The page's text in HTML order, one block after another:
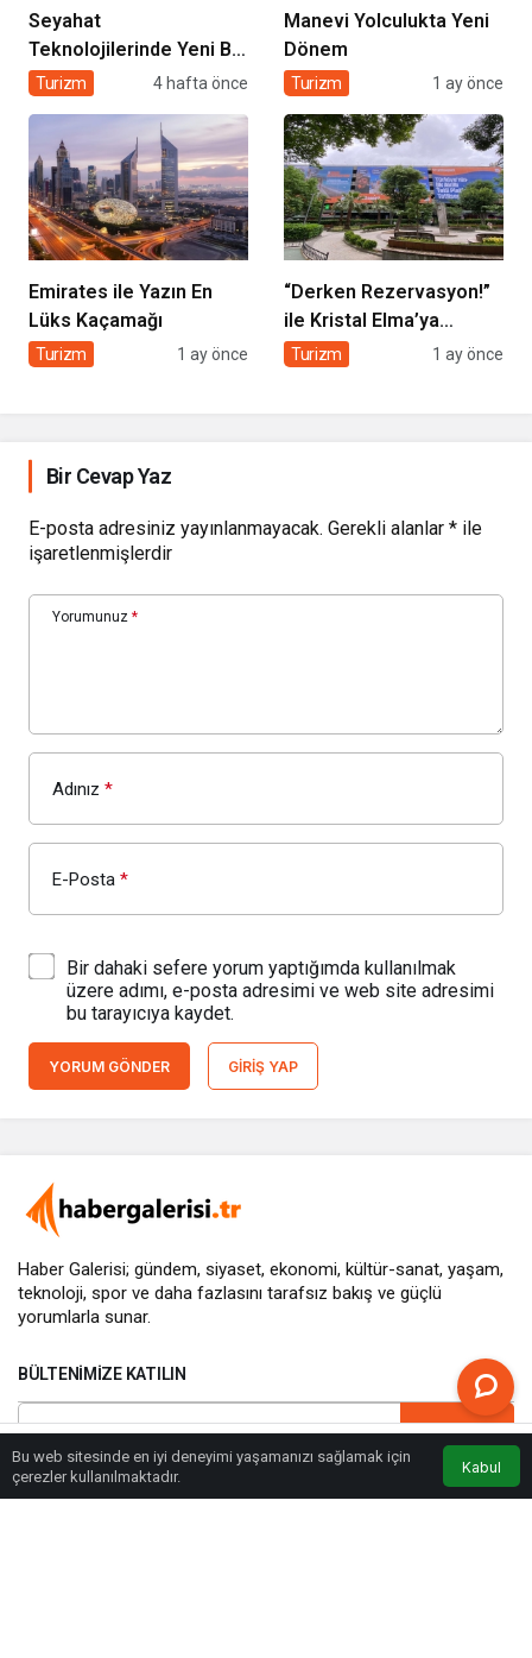
Seyahat
Teknolojilerinde Yeni Bir
Dönem
Turizm 4 hafta önce
Manevi Yolculukta Yeni
Dönem
Turizm 1 ay önce
Emirates ile Yazın En
Lüks Kaçamağı
Turizm 1 ay önce
“Derken Rezervasyon!”
ile Kristal Elma’ya
Uzanan Başarı Hikâyesi
Turizm 1 ay önce
Bir Cevap Yaz
E-posta adresiniz yayınlanmayacak. Gerekli alanlar * ile
işaretlenmişlerdir
Yorumunuz *
Adınız *
E-Posta *
Bir dahaki sefere yorum yaptığımda kullanılmak
üzere adımı, e-posta adresimi ve web site adresimi
bu tarayıcıya kaydet.
YORUM GÖNDER GIRIŞ YAP
Bu web sitesinde en iyi deneyimi yaşamanızı sağlamak için
çerezler kullanılmaktadır.
Kabul
Haber Galerisi; gündem, siyaset, ekonomi, kültür-sanat, yaşam,
teknoloji, spor ve daha fazlasını tarafsız bakış ve güçlü
yorumlarla sunar.
BÜLTENIMIZE KATILIN
ABONE OL
Hemen ücretsiz üye olun ve yeni güncellemelerden haberdar olan ilk kişi
Anasayfa Trafik